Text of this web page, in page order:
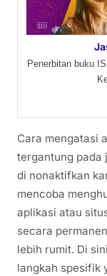
Penerbitan buku
Cara mengatasi
tergantung pada
di nonaktifkan
mencoba
aplikasi atau
secara
lebih rumit. Di
langkah spesifik